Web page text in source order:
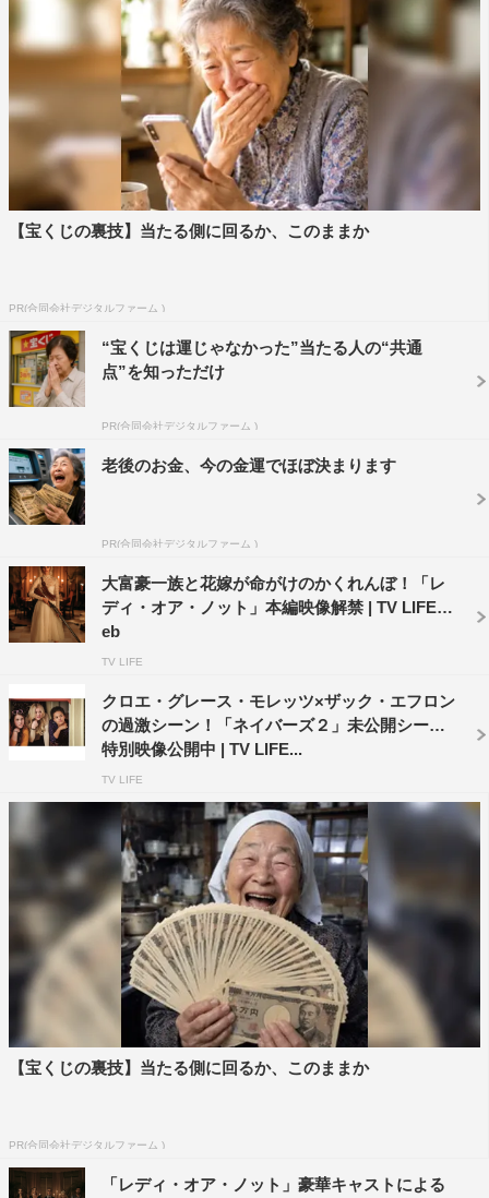
カデミー賞・英国アカデミー賞の視覚効果賞を受賞し、
「ゲーム・オブ・スローンズ」のVFX制作においてもエミ
ー賞視覚効果賞を3度も受賞したVFX集団が手がけてい
る。11月3日（金）にブルーレイ＆DVDの発売、レンタ
ル、デジタル配信も開始される。
『ケージ・ダイブ』
10月11日（水）ブルーレイ＆DVDリリース／デジタル配
信開始
本編：81分
＜ストーリー＞
2015年10月21日、オーストラリアのアデレード沖。突然
襲ってきた高波に呑まれ、クルーザー が転覆。「シャー
ク・ケージ・ダイビング」を楽しんでいた観光客たちは、
海に投げ出されてしまう。その中に、エクストリームゲー
ム番組のオーディション・テープを撮影するためツアーに
参加していた3人のアメリカ人、ジョシュ、メーガン、ジ
ェフがいた。救助隊は現れず、漂流者たちは次々とサメの
餌食になってゆく。スリリングなアドベンチャー・ツアー
小型水中カメラで記録するジョシュ。やがて夜になり、3
人は救命イカダを発見。これで助かったかと思われたが、
キャスト：ジョエル・ホーガン（野島健児）、ミーガン・
ペータ・ヒル（安國愛菜）、ジョシュ・ポソフ（内田岳
志）
監督・脚本・製作・撮影：ジェラルド・ラシオナト
発売・販売元：ワーナー・ブラザース ホームエンターテ
イメント
©2016 Just One More Productions Pty Ltd All rights
reserved.
11月3日（金）ブルーレイ＆DVDリリース／デジタル配信
開始
【宝くじの裏技】当たる側に回るか、このままか
PR(合同会社デジタルファーム )
“宝くじは運じゃなかった”当たる人の“共通
点”を知っただけ
PR(合同会社デジタルファーム )
老後のお金、今の金運でほぼ決まります
PR(合同会社デジタルファーム )
大富豪一族と花嫁が命がけのかくれんぼ！「レ
ディ・オア・ノット」本編映像解禁 | TV LIFE w
eb
TV LIFE
クロエ・グレース・モレッツ×ザック・エフロン
の過激シーン！「ネイバーズ２」未公開シーン
特別映像公開中 | TV LIFE...
TV LIFE
【宝くじの裏技】当たる側に回るか、このままか
PR(合同会社デジタルファーム )
「レディ・オア・ノット」豪華キャストによる